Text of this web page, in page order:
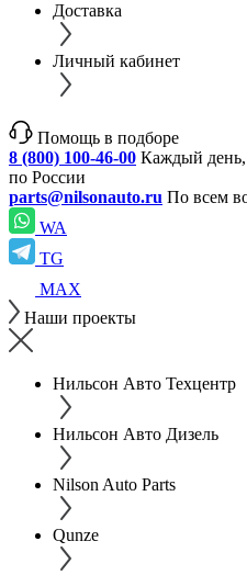
Доставка
Личный кабинет
Помощь в подборе
8 (800) 100-46-00 Каждый день,
по России
parts@nilsonauto.ru По всем
WA
TG
MAX
Наши проекты
Нильсон Авто Техцентр
Нильсон Авто Дизель
Nilson Auto Parts
Qunze